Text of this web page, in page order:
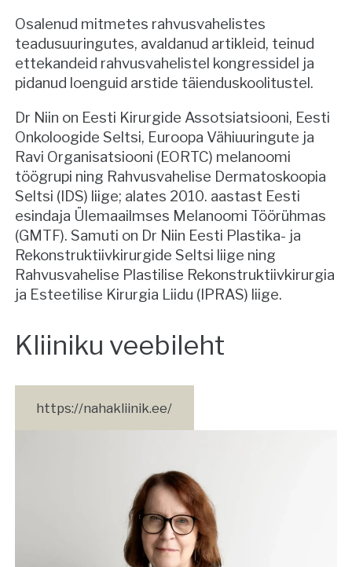
Osalenud mitmetes rahvusvahelistes
teadusuuringutes, avaldanud artikleid, teinud
ettekandeid rahvusvahelistel kongressidel ja
pidanud loenguid arstide täienduskoolitustel.
Dr Niin on Eesti Kirurgide Assotsiatsiooni, Eesti
Onkoloogide Seltsi, Euroopa Vähiuuringute ja
Ravi Organisatsiooni (EORTC) melanoomi
töögrupi ning Rahvusvahelise Dermatoskoopia
Seltsi (IDS) liige; alates 2010. aastast Eesti
esindaja Ülemaailmses Melanoomi Töörühmas
(GMTF). Samuti on Dr Niin Eesti Plastika- ja
Rekonstruktiivkirurgide Seltsi liige ning
Rahvusvahelise Plastilise Rekonstruktiivkirurgia
ja Esteetilise Kirurgia Liidu (IPRAS) liige.
Kliiniku veebileht
https://nahakliinik.ee/